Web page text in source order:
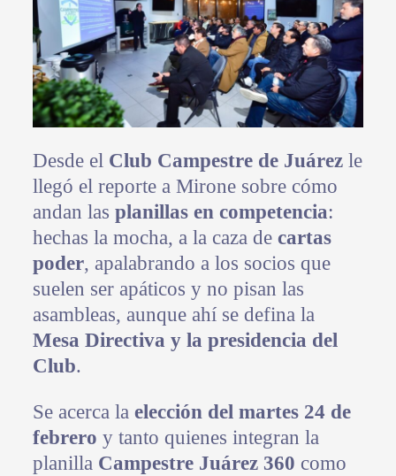
Desde el Club Campestre de Juárezle
llegó el reporte a Mirone sobre cómo
andan las planillas en competencia:
hechas la mocha, a la caza de cartas
poder, apalabrando a los socios que
suelen ser apáticos y no pisan las
asambleas, aunque ahí se defina la
Mesa Directiva y la presidencia del
Club.
Se acerca la elección del martes 24 de
febrero y tanto quienes integran la
planilla Campestre Juárez 360 como